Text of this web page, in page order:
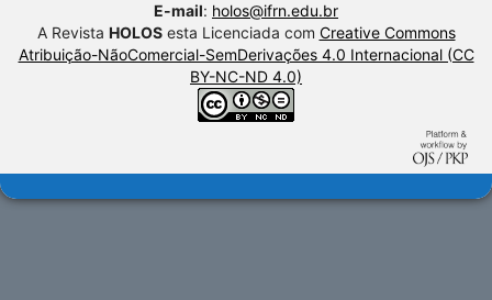
E-mail: holos@ifrn.edu.br
A Revista HOLOSesta Licenciada com Creative Commons
Atribuição-NãoComercial-SemDerivações 4.0 Internacional (CC
BY-NC-ND 4.0)